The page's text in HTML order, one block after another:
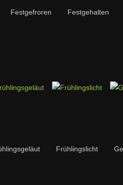
Festgefroren Festgehalten
Frühlingslicht